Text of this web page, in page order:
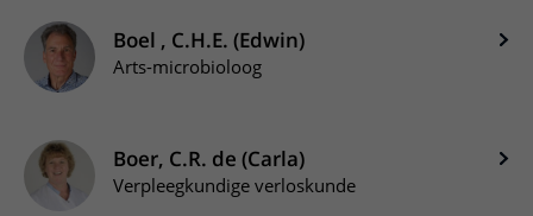
Boel , C.H.E. (Edwin)
Arts-microbioloog
Boer, C.R. de (Carla)
Verpleegkundige verloskunde